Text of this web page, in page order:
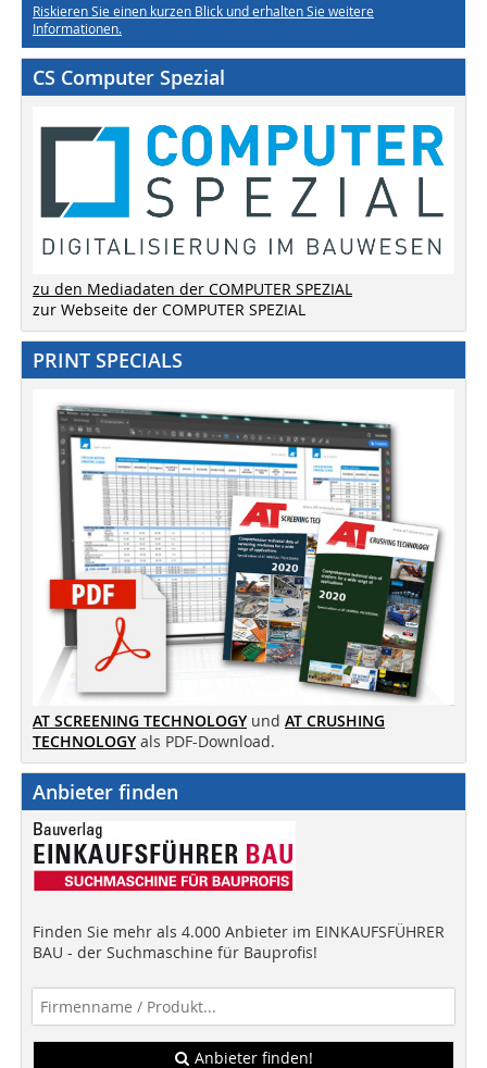
Riskieren Sie einen kurzen Blick und erhalten Sie weitere
Informationen.
CS Computer Spezial
zu den Mediadaten der COMPUTER SPEZIAL
zur Webseite der COMPUTER SPEZIAL
PRINT SPECIALS
AT SCREENING TECHNOLOGY und AT CRUSHING
TECHNOLOGY als PDF-Download.
Anbieter finden
Finden Sie mehr als 4.000 Anbieter im EINKAUFSFÜHRER
BAU - der Suchmaschine für Bauprofis!
Anbieter finden!